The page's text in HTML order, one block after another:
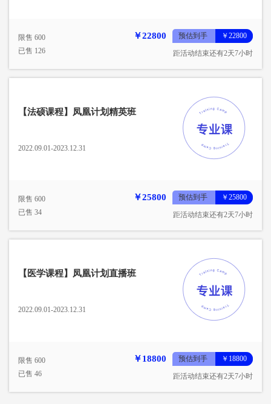
限售 600
已售 126
￥22800 预估到手 ￥22800
距活动结束还有2天7小时
【法硕课程】凤凰计划精英班
2022.09.01-2023.12.31
限售 600
已售 34
￥25800 预估到手 ￥25800
距活动结束还有2天7小时
【医学课程】凤凰计划直播班
2022.09.01-2023.12.31
限售 600
已售 46
￥18800 预估到手 ￥18800
距活动结束还有2天7小时